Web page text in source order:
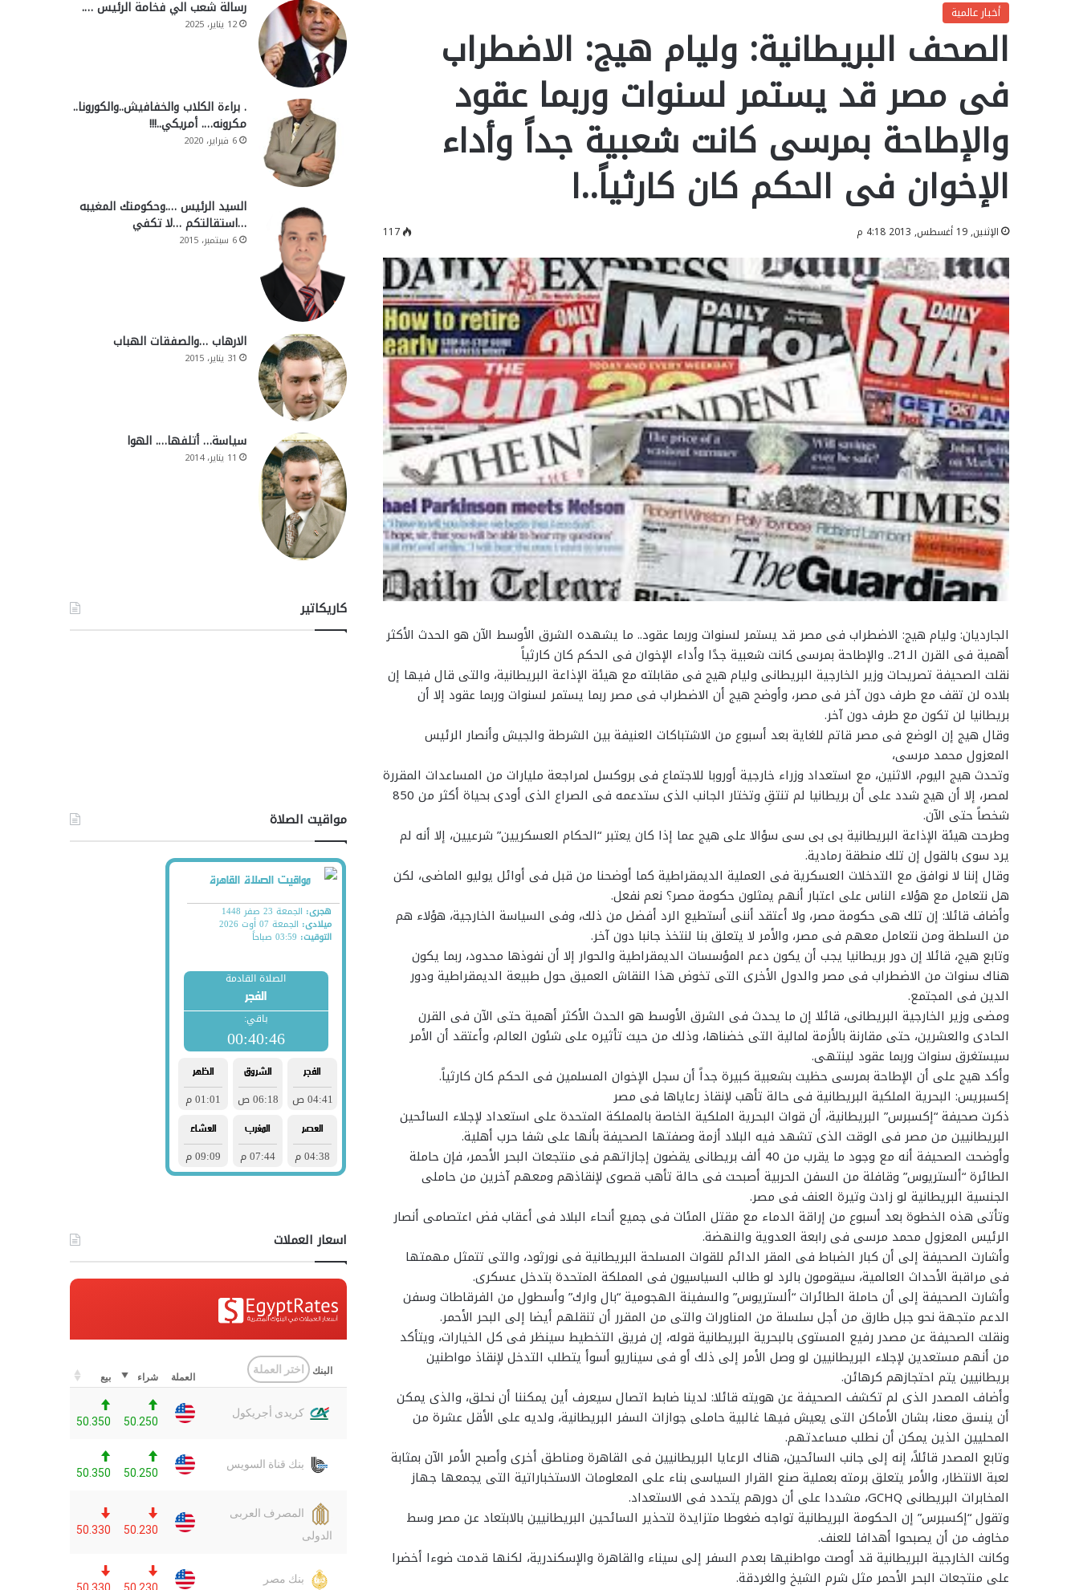
أخبار عالمية
الصحف البريطانية: وليام هيج: الاضطراب
فى مصر قد يستمر لسنوات وربما عقود
والإطاحة بمرسى كانت شعبية جداً وأداء
الإخوان فى الحكم كان كارثياً..ا
الإثنين, 19 أغسطس, 2013 4:18 م 117
الجارديان: وليام هيج: الاضطراب فى مصر قد يستمر لسنوات وربما عقود.. ما يشهده الشرق الأوسط الآن هو الحدث الأكثر
أهمية فى القرن الـ21.. والإطاحة بمرسى كانت شعبية جدًا وأداء الإخوان فى الحكم كان كارثياً
نقلت الصحيفة تصريحات وزير الخارجية البريطانى وليام هيج فى مقابلته مع هيئة الإذاعة البريطانية، والتى قال فيها إن
بلاده لن تقف مع طرف دون آخر فى مصر، وأوضح هيج أن الاضطراب فى مصر ربما يستمر لسنوات وربما عقود إلا أن
بريطانيا لن تكون مع طرف دون آخر.
وقال هيج إن الوضع فى مصر قاتم للغاية بعد أسبوع من الاشتباكات العنيفة بين الشرطة والجيش وأنصار الرئيس
المعزول محمد مرسى،
وتحدث هيج اليوم، الاثنين، مع استعداد وزراء خارجية أوروبا للاجتماع فى بروكسل لمراجعة مليارات من المساعدات المقررة
لمصر، إلا أن هيج شدد على أن بريطانيا لم تنتقِ وتختار الجانب الذى ستدعمه فى الصراع الذى أودى بحياة أكثر من 850
شخصاً حتى الآن.
وطرحت هيئة الإذاعة البريطانية بى بى سى سؤالا على هيج عما إذا كان يعتبر “الحكام العسكريين” شرعيين، إلا أنه لم
يرد سوى بالقول إن تلك منطقة رمادية.
وقال إننا لا نوافق مع التدخلات العسكرية فى العملية الديمقراطية كما أوضحنا من قبل فى أوائل يوليو الماضى، لكن
هل نتعامل مع هؤلاء الناس على اعتبار أنهم يمثلون حكومة مصر؟ نعم نفعل.
وأضاف قائلا: إن تلك هى حكومة مصر، ولا أعتقد أننى أستطيع الرد أفضل من ذلك، وفى السياسة الخارجية، هؤلاء هم
من السلطة ومن نتعامل معهم فى مصر، والأمر لا يتعلق بنا لنتخذ جانبا دون آخر.
وتابع هيج، قائلا إن دور بريطانيا يجب أن يكون دعم المؤسسات الديمقراطية والحوار إلا أن نفوذها محدود، ربما يكون
هناك سنوات من الاضطراب فى مصر والدول الأخرى التى تخوض هذا النقاش العميق حول طبيعة الديمقراطية ودور
الدين فى المجتمع.
ومضى وزير الخارجية البريطانى، قائلا إن ما يحدث فى الشرق الأوسط هو الحدث الأكثر أهمية حتى الآن فى القرن
الحادى والعشرين، حتى مقارنة بالأزمة لمالية التى خضناها، وذلك من حيث تأثيره على شئون العالم، وأعتقد أن الأمر
سيستغرق سنوات وربما عقود لينتهى.
وأكد هيج على أن الإطاحة بمرسى حظيت بشعبية كبيرة جداً أن سجل الإخوان المسلمين فى الحكم كان كارثياً.
إكسبريس: البحرية الملكية البريطانية فى حالة تأهب لإنقاذ رعاياها فى مصر
ذكرت صحيفة “إكسبرس” البريطانية، أن قوات البحرية الملكية الخاصة بالمملكة المتحدة على استعداد لإجلاء السائحين
البريطانيين من مصر فى الوقت الذى تشهد فيه البلاد أزمة وصفتها الصحيفة بأنها على شفا حرب أهلية.
وأوضحت الصحيفة أنه مع وجود ما يقرب من 40 ألف بريطانى يقضون إجازاتهم فى منتجعات البحر الأحمر، فإن حاملة
الطائرة “ألستريوس” وقافلة من السفن الحربية أصبحت فى حالة تأهب قصوى لإنقاذهم ومعهم آخرين من حاملى
الجنسية البريطانية لو زادت وتيرة العنف فى مصر.
وتأتى هذه الخطوة بعد أسبوع من إراقة الدماء مع مقتل المئات فى جميع أنحاء البلاد فى أعقاب فض اعتصامى أنصار
الرئيس المعزول محمد مرسى فى رابعة العدوية والنهضة.
وأشارت الصحيفة إلى أن كبار الضباط فى المقر الدائم للقوات المسلحة البريطانية فى نورثود، والتى تتمثل مهمتها
فى مراقبة الأحداث العالمية، سيقومون بالرد لو طالب السياسيون فى المملكة المتحدة بتدخل عسكرى.
وأشارت الصحيفة إلى أن حاملة الطائرات “ألستريوس” والسفينة الهجومية “بال وارك” وأسطول من الفرقاطات وسفن
الدعم متجهة نحو جبل طارق من أجل سلسلة من المناورات والتى من المقرر أن تنقلهم أيضا إلى البحر الأحمر.
ونقلت الصحيفة عن مصدر رفيع المستوى بالبحرية البريطانية قوله، إن فريق التخطيط سينظر فى كل الخيارات، ويتأكد
من أنهم مستعدين لإجلاء البريطانيين لو وصل الأمر إلى ذلك أو فى سيناريو أسوأ يتطلب التدخل لإنقاذ مواطنين
بريطانيين يتم احتجازهم كرهائن.
وأضاف المصدر الذى لم تكشف الصحيفة عن هويته قائلا: لدينا ضابط اتصال سيعرف أين يمكننا أن نحلق، والذى يمكن
أن ينسق معنا، بشان الأماكن التى يعيش فيها غالبية حاملى جوازات السفر البريطانية، ولديه على الأقل عشرة من
المحليين الذين يمكن أن نطلب مساعدتهم.
وتابع المصدر قائلاً، إنه إلى جانب السائحين، هناك الرعايا البريطانيين فى القاهرة ومناطق أخرى وأصبح الأمر الآن بمثابة
لعبة الانتظار، والأمر يتعلق برمته بعملية صنع القرار السياسى بناء على المعلومات الاستخباراتية التى يجمعها جهاز
المخابرات البريطانى GCHQ، مشددا على أن دورهم يتحدد فى الاستعداد.
وتقول “إكسبرس” إن الحكومة البريطانية تواجه ضغوطا متزايدة لتحذير السائحين البريطانيين بالابتعاد عن مصر وسط
مخاوف من أن يصبحوا أهدافا للعنف.
وكانت الخارجية البريطانية قد أوصت مواطنيها بعدم السفر إلى سيناء والقاهرة والإسكندرية، لكنها قدمت ضوءا أخضرا
على منتجعات البحر الأحمر مثل شرم الشيخ والغردقة.
رسالة شعب الي فخامة الرئيس ….
12 يناير، 2025
. براءة الكلاب والخفافيش..والكورونا..
مكرونه…. أمريكي..!!!
6 فبراير، 2020
السيد الرئيس ….وحكومتك المغيبه
…استقالتكم …لا تكفي
6 سبتمبر، 2015
الارهاب …والصفقات الهباب
31 يناير، 2015
سياسة… أتلفها…. الهوا
11 يناير، 2014
كاريكاتير
مواقيت الصلاة
اسعار العملات